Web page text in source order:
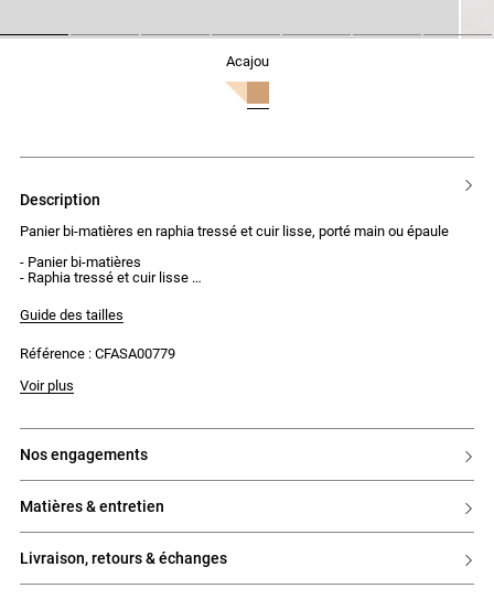
acajou
description
Panier bi-matières en raphia tressé et cuir lisse, porté main ou épaule
- Panier bi-matières
- Raphia tressé et cuir lisse
- Cordons cuir serrable
- Porté main ou épaule
Guide des tailles
Référence : CFASA00779
Voir plus
nos engagements
matières & entretien
livraison, retours & échanges